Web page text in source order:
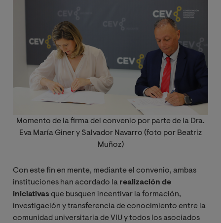
Momento de la firma del convenio por parte de la Dra.
Eva María Giner y Salvador Navarro (foto por Beatriz
Muñoz)
Con este fin en mente, mediante el convenio, ambas
instituciones han acordado la realización de
iniciativas que busquen incentivar la formación,
investigación y transferencia de conocimiento entre la
comunidad universitaria de VIU y todos los asociados